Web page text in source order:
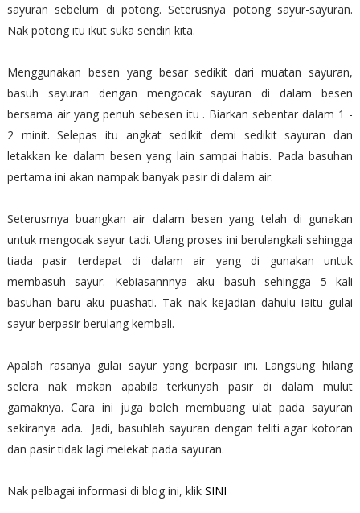
sayuran sebelum di potong. Seterusnya potong sayur-sayuran.
Nak potong itu ikut suka sendiri kita.
Menggunakan besen yang besar sedikit dari muatan sayuran,
basuh sayuran dengan mengocak sayuran di dalam besen
bersama air yang penuh sebesen itu . Biarkan sebentar dalam 1 -
2 minit. Selepas itu angkat sedIkit demi sedikit sayuran dan
letakkan ke dalam besen yang lain sampai habis. Pada basuhan
pertama ini akan nampak banyak pasir di dalam air.
Seterusmya buangkan air dalam besen yang telah di gunakan
untuk mengocak sayur tadi. Ulang proses ini berulangkali sehingga
tiada pasir terdapat di dalam air yang di gunakan untuk
membasuh sayur. Kebiasannnya aku basuh sehingga 5 kali
basuhan baru aku puashati. Tak nak kejadian dahulu iaitu gulai
sayur berpasir berulang kembali.
Apalah rasanya gulai sayur yang berpasir ini. Langsung hilang
selera nak makan apabila terkunyah pasir di dalam mulut
gamaknya. Cara ini juga boleh membuang ulat pada sayuran
sekiranya ada. Jadi, basuhlah sayuran dengan teliti agar kotoran
dan pasir tidak lagi melekat pada sayuran.
Nak pelbagai informasi di blog ini, klik SINI